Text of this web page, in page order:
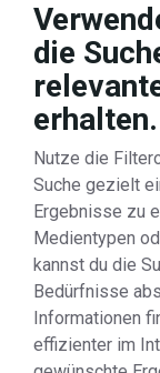
die
erhalten.
Nutze die
Suche gezielt
Ergebnisse zu
Medientypen
kannst du die
Bedürfnisse
Informationen
effizienter im